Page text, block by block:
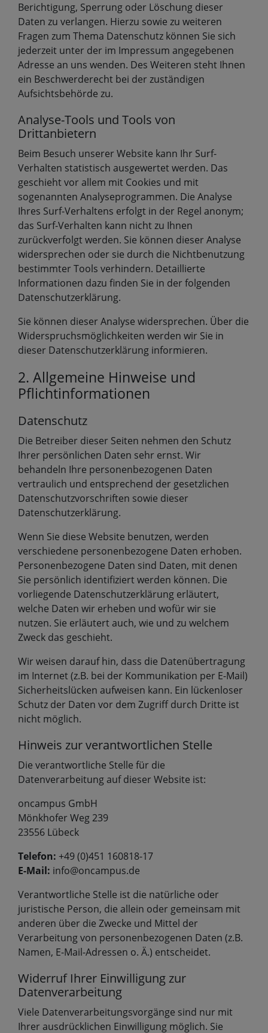
Berichtigung, Sperrung oder Löschung dieser
Daten zu verlangen. Hierzu sowie zu weiteren
Fragen zum Thema Datenschutz können Sie sich
jederzeit unter der im Impressum angegebenen
Adresse an uns wenden. Des Weiteren steht Ihnen
ein Beschwerderecht bei der zuständigen
Aufsichtsbehörde zu.
Analyse-Tools und Tools von
Drittanbietern
Beim Besuch unserer Website kann Ihr Surf-
Verhalten statistisch ausgewertet werden. Das
geschieht vor allem mit Cookies und mit
sogenannten Analyseprogrammen. Die Analyse
Ihres Surf-Verhaltens erfolgt in der Regel anonym;
das Surf-Verhalten kann nicht zu Ihnen
zurückverfolgt werden. Sie können dieser Analyse
widersprechen oder sie durch die Nichtbenutzung
bestimmter Tools verhindern. Detaillierte
Informationen dazu finden Sie in der folgenden
Datenschutzerklärung.
Sie können dieser Analyse widersprechen. Über die
Widerspruchsmöglichkeiten werden wir Sie in
dieser Datenschutzerklärung informieren.
2. Allgemeine Hinweise und
Pflichtinformationen
Datenschutz
Die Betreiber dieser Seiten nehmen den Schutz
Ihrer persönlichen Daten sehr ernst. Wir
behandeln Ihre personenbezogenen Daten
vertraulich und entsprechend der gesetzlichen
Datenschutzvorschriften sowie dieser
Datenschutzerklärung.
Wenn Sie diese Website benutzen, werden
verschiedene personenbezogene Daten erhoben.
Personenbezogene Daten sind Daten, mit denen
Sie persönlich identifiziert werden können. Die
vorliegende Datenschutzerklärung erläutert,
welche Daten wir erheben und wofür wir sie
nutzen. Sie erläutert auch, wie und zu welchem
Zweck das geschieht.
Wir weisen darauf hin, dass die Datenübertragung
im Internet (z.B. bei der Kommunikation per E-Mail)
Sicherheitslücken aufweisen kann. Ein lückenloser
Schutz der Daten vor dem Zugriff durch Dritte ist
nicht möglich.
Hinweis zur verantwortlichen Stelle
Die verantwortliche Stelle für die
Datenverarbeitung auf dieser Website ist:
oncampus GmbH
Mönkhofer Weg 239
23556 Lübeck
Telefon: +49 (0)451 160818-17
E-Mail: info@oncampus.de
Verantwortliche Stelle ist die natürliche oder
juristische Person, die allein oder gemeinsam mit
anderen über die Zwecke und Mittel der
Verarbeitung von personenbezogenen Daten (z.B.
Namen, E-Mail-Adressen o. Ä.) entscheidet.
Widerruf Ihrer Einwilligung zur
Datenverarbeitung
Viele Datenverarbeitungsvorgänge sind nur mit
Ihrer ausdrücklichen Einwilligung möglich. Sie